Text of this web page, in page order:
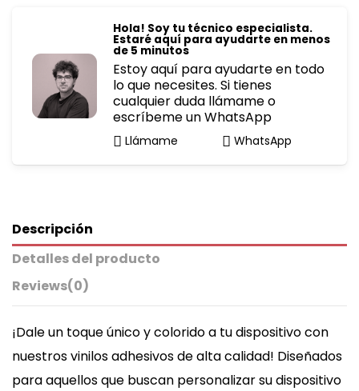
Hola! Soy tu técnico especialista.
Estaré aquí para ayudarte en menos
de 5 minutos
Estoy aquí para ayudarte en todo
lo que necesites. Si tienes
cualquier duda llámame o
escríbeme un WhatsApp
Llámame WhatsApp
Descripción
Detalles del producto
Reviews(0)
¡Dale un toque único y colorido a tu dispositivo con
nuestros vinilos adhesivos de alta calidad! Diseñados
para aquellos que buscan personalizar su dispositivo